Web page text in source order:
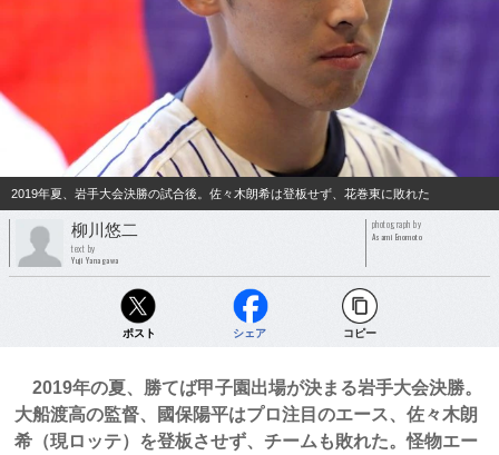
2019年夏、岩手大会決勝の試合後。佐々木朗希は登板せず、花巻東に敗れた
柳川悠二
text by
Yuji Yanagawa
photograph by
Asami Enomoto
ポスト シェア コピー
2019年の夏、勝てば甲子園出場が決まる岩手大会決勝。
大船渡高の監督、國保陽平はプロ注目のエース、佐々木朗
希（現ロッテ）を登板させず、チームも敗れた。怪物エー